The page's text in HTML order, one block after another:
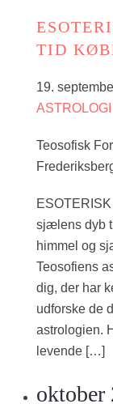
TID
19.
Teosofisk
sjælens dyb
himmel og
Teosofiens
dig, der har
udforske de
astrologien.
levende […]
oktober